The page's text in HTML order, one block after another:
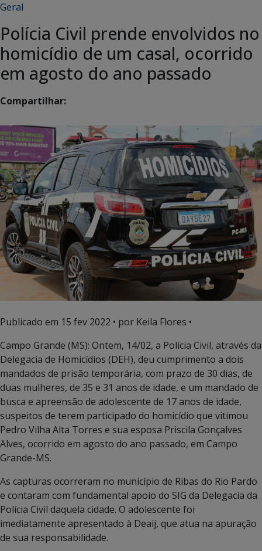
Geral
Polícia Civil prende envolvidos no
homicídio de um casal, ocorrido
em agosto do ano passado
Compartilhar:
Publicado em 15 fev 2022 • por Keila Flores •
Campo Grande (MS): Ontem, 14/02, a Polícia Civil, através da
Delegacia de Homicídios (DEH), deu cumprimento a dois
mandados de prisão temporária, com prazo de 30 dias, de
duas mulheres, de 35 e 31 anos de idade, e um mandado de
busca e apreensão de adolescente de 17 anos de idade,
suspeitos de terem participado do homicídio que vitimou
Pedro Vilha Alta Torres e sua esposa Priscila Gonçalves
Alves, ocorrido em agosto do ano passado, em Campo
Grande-MS.
As capturas ocorreram no município de Ribas do Rio Pardo
e contaram com fundamental apoio do SIG da Delegacia da
Polícia Civil daquela cidade. O adolescente foi
imediatamente apresentado à Deaij, que atua na apuração
de sua responsabilidade.